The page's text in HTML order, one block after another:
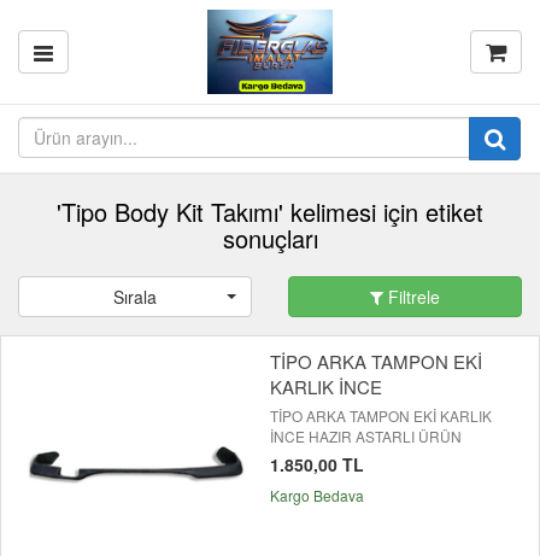
'Tipo Body Kit Takımı' kelimesi için etiket
sonuçları
Sırala Filtrele
TİPO ARKA TAMPON EKİ
KARLIK İNCE
TİPO ARKA TAMPON EKİ KARLIK
İNCE HAZIR ASTARLI ÜRÜN
1.850,00 TL
Kargo Bedava